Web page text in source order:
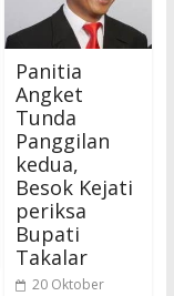
Panitia
Angket
Tunda
Panggilan
kedua,
Besok Kejati
periksa
Bupati
Takalar
20 Oktober